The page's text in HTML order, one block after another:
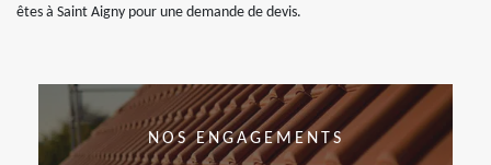
êtes à Saint Aigny pour une demande de devis.
NOS ENGAGEMENTS